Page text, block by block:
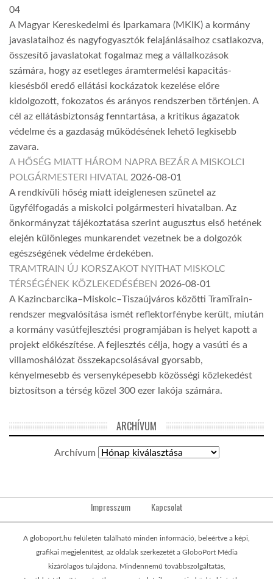
04
A Magyar Kereskedelmi és Iparkamara (MKIK) a kormány
javaslataihoz és nagyfogyasztók felajánlásaihoz csatlakozva,
összesítő javaslatokat fogalmaz meg a vállalkozások
számára, hogy az esetleges áramtermelési kapacitás-
kiesésből eredő ellátási kockázatok kezelése előre
kidolgozott, fokozatos és arányos rendszerben történjen. A
cél az ellátásbiztonság fenntartása, a kritikus ágazatok
védelme és a gazdaság működésének lehető legkisebb
zavara.
A HŐSÉG MIATT HÁROM NAPRA BEZÁR A MISKOLCI
POLGÁRMESTERI HIVATAL 2026-08-01
A rendkívüli hőség miatt ideiglenesen szünetel az
ügyfélfogadás a miskolci polgármesteri hivatalban. Az
önkormányzat tájékoztatása szerint augusztus első hetének
elején különleges munkarendet vezetnek be a dolgozók
egészségének védelme érdekében.
TRAMTRAIN ÚJ KORSZAKOT NYITHAT MISKOLC
TÉRSÉGÉNEK KÖZLEKEDÉSÉBEN 2026-08-01
A Kazincbarcika–Miskolc–Tiszaújváros közötti TramTrain-
rendszer megvalósítása ismét reflektorfénybe került, miután
a kormány vasútfejlesztési programjában is helyet kapott a
projekt előkészítése. A fejlesztés célja, hogy a vasúti és a
villamoshálózat összekapcsolásával gyorsabb,
kényelmesebb és versenyképesebb közösségi közlekedést
biztosítson a térség közel 300 ezer lakója számára.
ARCHÍVUM
Archívum
Impresszum Kapcsolat
A globoport.hu felületén található minden információ, beleértve a képi,
grafikai megjelenítést, az oldalak szerkezetét a GloboPort Média
kizárólagos tulajdona. Mindennemű továbbszolgáltatás,